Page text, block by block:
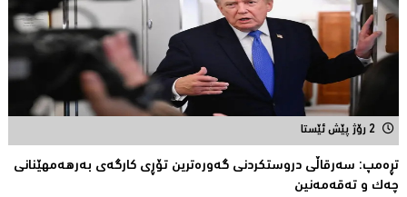
2 رۆژ پێش ئێستا
تڕەمپ: سەرقاڵى دروستکردنی گەورەترین تۆڕى کارگەى بەرهەمهێنانى
چەک و تەقەمەنین